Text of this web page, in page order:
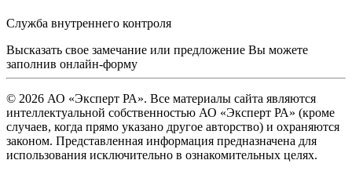
Служба внутреннего контроля
Высказать свое замечание или предложение Вы можете
заполнив онлайн-форму
© 2026 АО «Эксперт РА». Все материалы сайта являются
интеллектуальной собственностью АО «Эксперт РА» (кроме
случаев, когда прямо указано другое авторство) и охраняются
законом. Представленная информация предназначена для
использования исключительно в ознакомительных целях.